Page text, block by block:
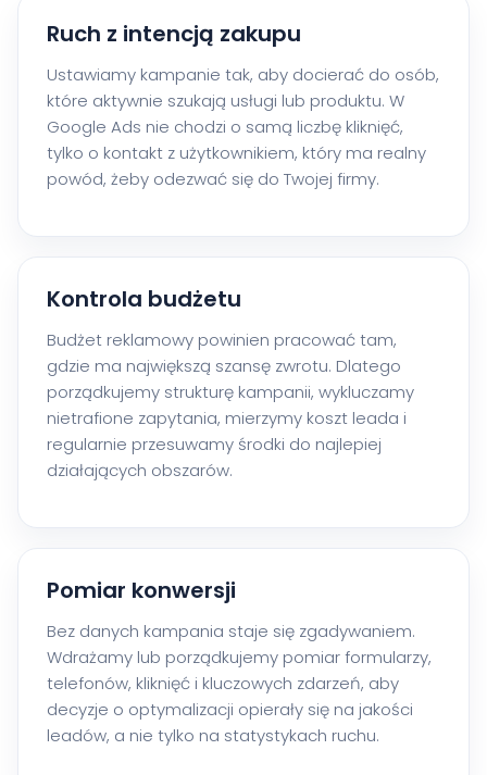
Ruch z intencją zakupu
Ustawiamy kampanie tak, aby docierać do osób,
które aktywnie szukają usługi lub produktu. W
Google Ads nie chodzi o samą liczbę kliknięć,
tylko o kontakt z użytkownikiem, który ma realny
powód, żeby odezwać się do Twojej firmy.
Kontrola budżetu
Budżet reklamowy powinien pracować tam,
gdzie ma największą szansę zwrotu. Dlatego
porządkujemy strukturę kampanii, wykluczamy
nietrafione zapytania, mierzymy koszt leada i
regularnie przesuwamy środki do najlepiej
działających obszarów.
Pomiar konwersji
Bez danych kampania staje się zgadywaniem.
Wdrażamy lub porządkujemy pomiar formularzy,
telefonów, kliknięć i kluczowych zdarzeń, aby
decyzje o optymalizacji opierały się na jakości
leadów, a nie tylko na statystykach ruchu.